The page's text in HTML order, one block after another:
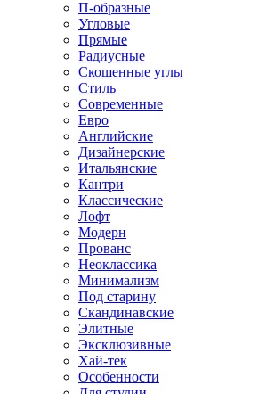
П-образные
Угловые
Прямые
Радиусные
Скошенные углы
Стиль
Современные
Евро
Английские
Дизайнерские
Итальянские
Кантри
Классические
Лофт
Модерн
Прованс
Неоклассика
Минимализм
Под старину
Скандинавские
Элитные
Эксклюзивные
Хай-тек
Особенности